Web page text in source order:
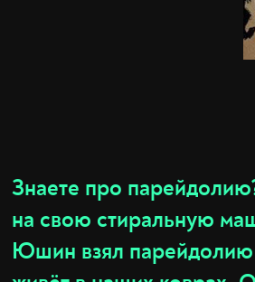
Знаете про
на свою стиральную
Юшин взял парейдолию